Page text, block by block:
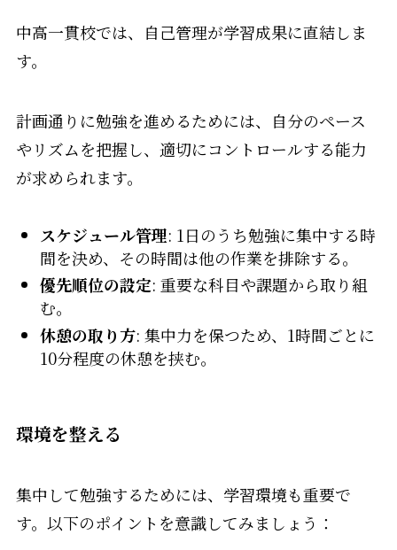
中高一貫校では、自己管理が学習成果に直結しま
す。
計画通りに勉強を進めるためには、自分のペース
やリズムを把握し、適切にコントロールする能力
が求められます。
スケジュール管理: 1日のうち勉強に集中する時
間を決め、その時間は他の作業を排除する。
優先順位の設定: 重要な科目や課題から取り組
む。
休憩の取り方: 集中力を保つため、1時間ごとに
10分程度の休憩を挟む。
環境を整える
集中して勉強するためには、学習環境も重要で
す。以下のポイントを意識してみましょう：